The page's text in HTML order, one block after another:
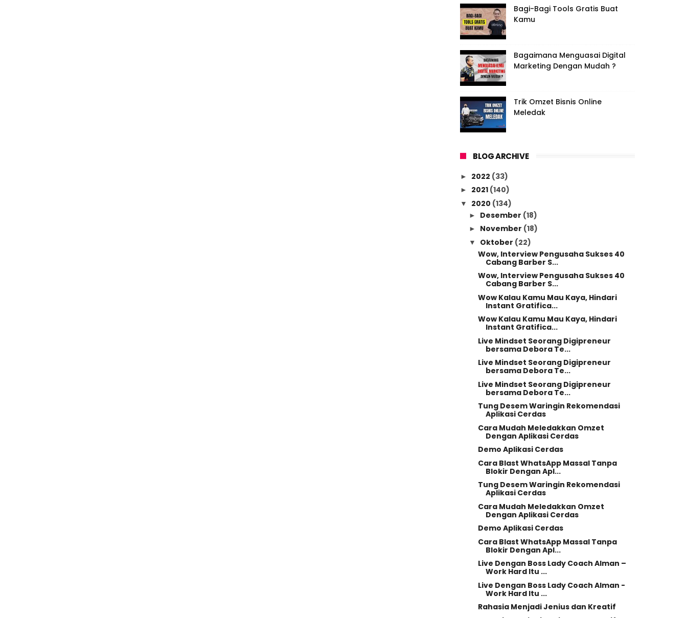
Bagi-Bagi Tools Gratis Buat
Kamu
Bagaimana Menguasai Digital
Marketing Dengan Mudah ?
Trik Omzet Bisnis Online
Meledak
BLOG ARCHIVE
► 2022 (33)
► 2021 (140)
▼ 2020 (134)
► Desember (18)
► November (18)
▼ Oktober (22)
Wow, Interview Pengusaha Sukses 40
Cabang Barber S...
Wow, Interview Pengusaha Sukses 40
Cabang Barber S...
Wow Kalau Kamu Mau Kaya, Hindari
Instant Gratifica...
Wow Kalau Kamu Mau Kaya, Hindari
Instant Gratifica...
Live Mindset Seorang Digipreneur
bersama Debora Te...
Live Mindset Seorang Digipreneur
bersama Debora Te...
Live Mindset Seorang Digipreneur
bersama Debora Te...
Tung Desem Waringin Rekomendasi
Aplikasi Cerdas
Cara Mudah Meledakkan Omzet
Dengan Aplikasi Cerdas
Demo Aplikasi Cerdas
Cara Blast WhatsApp Massal Tanpa
Blokir Dengan Apl...
Tung Desem Waringin Rekomendasi
Aplikasi Cerdas
Cara Mudah Meledakkan Omzet
Dengan Aplikasi Cerdas
Demo Aplikasi Cerdas
Cara Blast WhatsApp Massal Tanpa
Blokir Dengan Apl...
Live Dengan Boss Lady Coach Alman –
Work Hard Itu ...
Live Dengan Boss Lady Coach Alman -
Work Hard Itu ...
Rahasia Menjadi Jenius dan Kreatif